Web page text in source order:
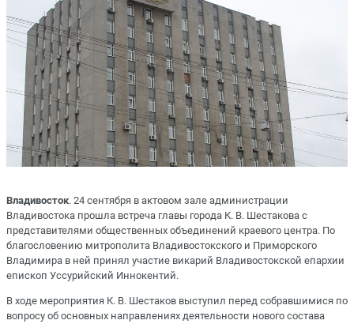
Владивосток. 24 сентября в актовом зале администрации
Владивостока прошла встреча главы города К. В. Шестакова с
представителями общественных объединений краевого центра. По
благословению митрополита Владивостокского и Приморского
Владимира в ней принял участие викарий Владивостокской епархии
епископ Уссурийский Иннокентий.
В ходе мероприятия К. В. Шестаков выступил перед собравшимися по
вопросу об основных направлениях деятельности нового состава